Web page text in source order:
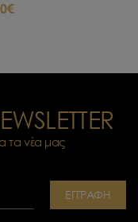
τα νέα μας
ΕΓΓΡΑΦΗ